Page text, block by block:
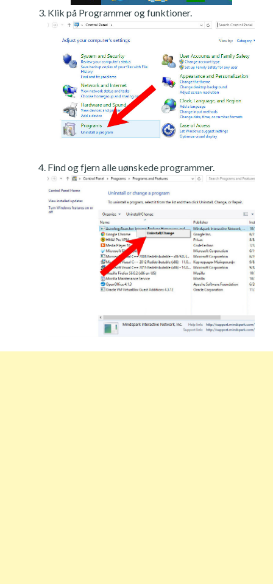
Klik på Programmer og funktioner.
Find og fjern alle uønskede programmer.